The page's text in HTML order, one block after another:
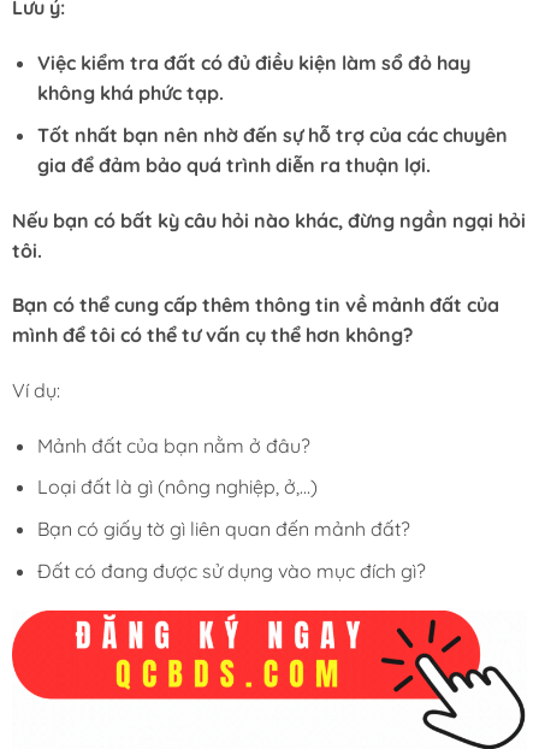
Lưu ý:
Việc kiểm tra đất có đủ điều kiện làm sổ đỏ hay
không khá phức tạp.
Tốt nhất bạn nên nhờ đến sự hỗ trợ của các chuyên
gia để đảm bảo quá trình diễn ra thuận lợi.
Nếu bạn có bất kỳ câu hỏi nào khác, đừng ngần ngại hỏi
tôi.
Bạn có thể cung cấp thêm thông tin về mảnh đất của
mình để tôi có thể tư vấn cụ thể hơn không?
Ví dụ:
Mảnh đất của bạn nằm ở đâu?
Loại đất là gì (nông nghiệp, ở,…)
Bạn có giấy tờ gì liên quan đến mảnh đất?
Đất có đang được sử dụng vào mục đích gì?